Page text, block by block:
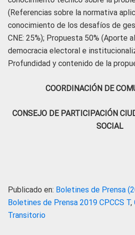
(Referencias sobre la normativa
conocimiento de los desafíos de
CNE: 25%); Propuesta 50% (Aporte
democracia electoral e
Profundidad y contenido de la
COORDINACIÓN DE
CONSEJO DE PARTICIPACIÓN
SOCIAL
Publicado en: Boletines de Prensa
Boletines de Prensa 2019 CPCCS T,
Transitorio